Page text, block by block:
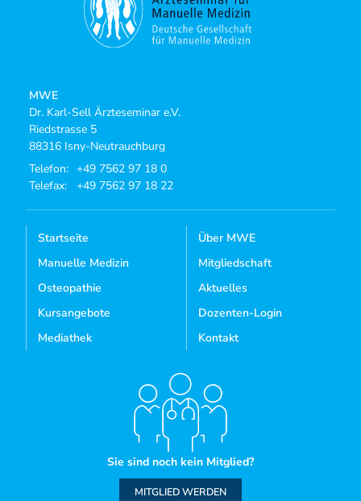
MWE
Dr. Karl-Sell Ärzteseminar e.V.
Riedstrasse 5
88316 Isny-Neutrauchburg
Telefon: +49 7562 97 18 0
Telefax:
+49 7562 97 18 22
Startseite
Manuelle Medizin
Osteopathie
Kursangebote
Mediathek
Über MWE
Mitgliedschaft
Aktuelles
Dozenten-Login
Kontakt
Sie sind noch kein Mitglied?
MITGLIED WERDEN